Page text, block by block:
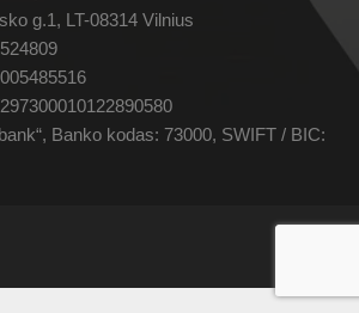
g.1, LT-08314 Vilnius
Banko kodas: 73000, SWIFT / BIC: